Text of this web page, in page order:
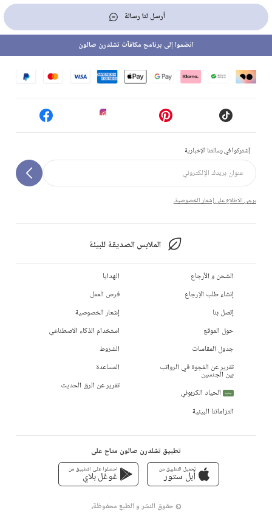
أرسل لنا رسالة
إشتركوا في رسالتنا الإخبارية
يرجى الاطلاع على إشعار الخصوصية.
الملابس الصديقة للبيئة
انضموا إلى برنامج مكافآت تشلدرن صالون
الشحن و الأرجاع
إنشاء طلب الإرجاع
إتصل بنا
حول الموقع
جدول المقاسات
تقرير عن الفجوة في الرواتب
بين الجنسين
جديد
الحياد الكربوني
التزاماتنا البيئية
الهدايا
فرص العمل
إشعار الخصوصية
استخدام الذكاء الاصطناعي
الشروط
المساعدة
تقرير عن الرق الحديث
تطبيق تشلدرن صالون متاح على
تحميل التطبيق من
أبل ستور
احصلوا على التطبيق من
غوغل بلاي
© حقوق النشر و الطبع محفوظة،